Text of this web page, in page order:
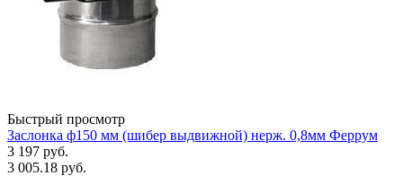
Быстрый просмотр
Заслонка ф150 мм (шибер выдвижной) нерж. 0,8мм Феррум
3 197 руб.
3 005.18 руб.